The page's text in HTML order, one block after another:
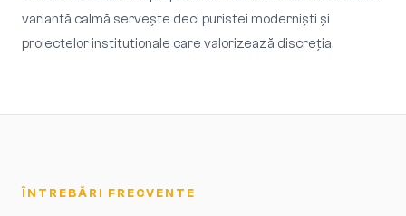
variantă calmă servește deci puristei moderniști și
proiectelor institutionale care valorizează discreția.
ÎNTREBĂRI FRECVENTE